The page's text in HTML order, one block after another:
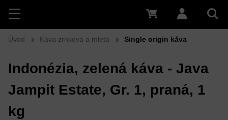
Hľadať
Menu Prihlásiť
Úvod Káva zrnková a mletá Single origin káva
Indonézia, zelená káva - Java
Jampit Estate, Gr. 1, praná, 1
kg